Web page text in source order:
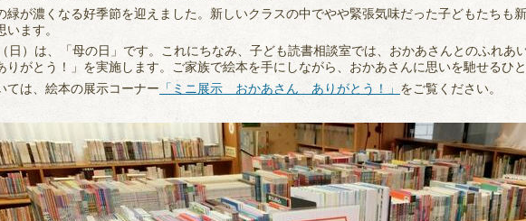
緑が濃くなる好季節を迎えました。新しいクラスの中でやや緊張気味だった子どもたちも
います。
日）は、「母の日」です。これにちなみ、子ども読書相談室では、おかあさんとのふれあ
りがとう！」を実施します。ご家族で絵本を手にしながら、おかあさんに思いを馳せるひ
ては、絵本の展示コーナー 「ミニ展示 おかあさん ありがとう！」 をご覧ください。